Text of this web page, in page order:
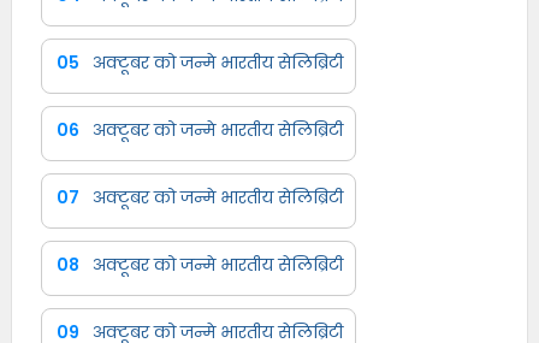
05 अक्टूबर को जन्मे भारतीय सेलिब्रिटी
06 अक्टूबर को जन्मे भारतीय सेलिब्रिटी
07 अक्टूबर को जन्मे भारतीय सेलिब्रिटी
08 अक्टूबर को जन्मे भारतीय सेलिब्रिटी
09 अक्टूबर को जन्मे भारतीय सेलिब्रिटी